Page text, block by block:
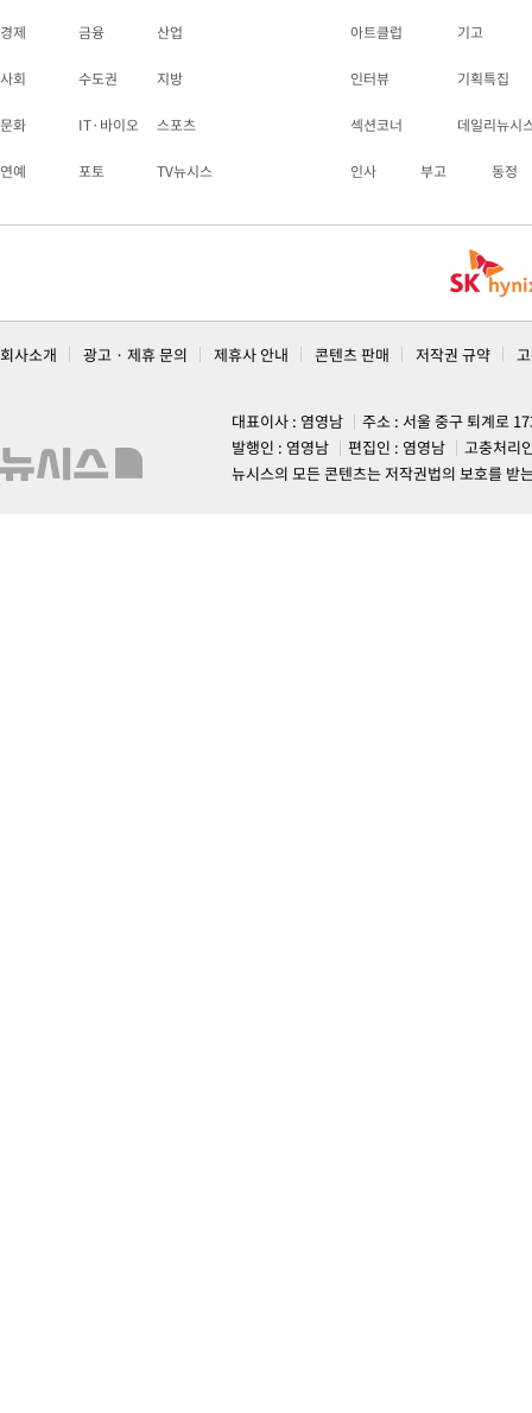
경제 금융 산업
사회 수도권 지방
문화 IT·바이오 스포츠
연예 포토 TV뉴시스
아트클럽 기고
인터뷰 기획특집
섹션코너 데일리뉴시
인사 부고 동정
회사소개 광고 · 제휴 문의 제휴사 안내 콘텐츠 판매 저작권 규약
대표이사 : 염영남
주소 : 서울 중구 퇴계로
발행인 : 염영남
편집인 : 염영남
고충처리
뉴시스의 모든 콘텐츠는 저작권법의 보호를